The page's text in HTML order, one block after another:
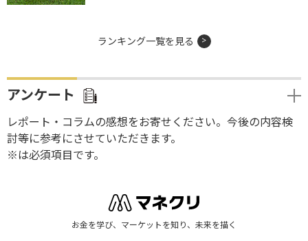
ランキング一覧を見る
アンケート
レポート・コラムの感想をお寄せください。今後の内容検
討等に参考にさせていただきます。
※は必須項目です。
お金を学び、マーケットを知り、未来を描く